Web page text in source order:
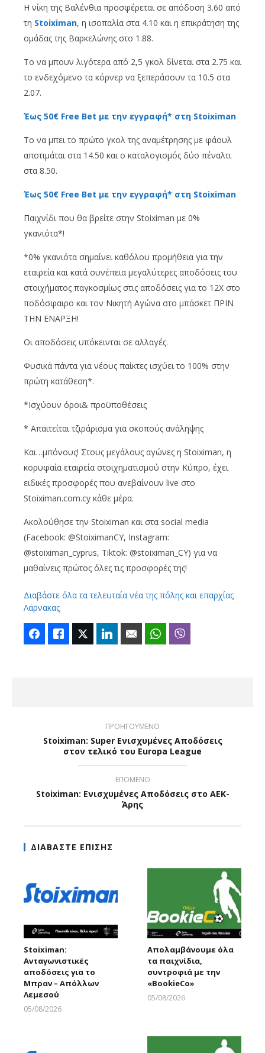
Η νίκη της Βαλένθια προσφέρεται σε απόδοση 3.60 από
τη Stoiximan, η ισοπαλία στα 4.10 και η επικράτηση της
ομάδας της Βαρκελώνης στο 1.88.
Το να μπουν λιγότερα από 2,5 γκολ δίνεται στα 2.75 και
το ενδεχόμενο τα κόρνερ να ξεπεράσουν τα 10.5 στα
2.07.
Έως 50€ Free Bet με την εγγραφή* στη Stoiximan
Το να μπει το πρώτο γκολ της αναμέτρησης με φάουλ
αποτιμάται στα 14.50 και ο καταλογισμός δύο πέναλτι
στα 8.50.
Έως 50€ Free Bet με την εγγραφή* στη Stoiximan
Παιχνίδι που θα βρείτε στην Stoiximan με 0%
γκανιότα*!
*0% γκανιότα σημαίνει καθόλου προμήθεια για την
εταιρεία και κατά συνέπεια μεγαλύτερες αποδόσεις του
στοιχήματος παγκοσμίως στις αποδόσεις για το 12Χ στο
ποδόσφαιρο και τον Νικητή Αγώνα στο μπάσκετ ΠΡΙΝ
ΤΗΝ ΕΝΑΡΞΗ!
Οι αποδόσεις υπόκεινται σε αλλαγές.
Φυσικά πάντα για νέους παίκτες ισχύει το 100% στην
πρώτη κατάθεση*.
*Ισχύουν όροι& προϋποθέσεις
* Απαιτείται τζιράρισμα για σκοπούς ανάληψης
Και…μπόνους! Στους μεγάλους αγώνες η Stoiximan, η
κορυφαία εταιρεία στοιχηματισμού στην Κύπρο, έχει
ειδικές προσφορές που ανεβαίνουν live στο
Stoiximan.com.cy κάθε μέρα.
Ακολούθησε την Stoiximan και στα social media
(Facebook: @StoiximanCY, Instagram:
@stoiximan_cyprus, Tiktok: @stoiximan_CY) για να
μαθαίνεις πρώτος όλες τις προσφορές της!
Διαβάστε όλα τα τελευταία νέα της πόλης και επαρχίας
Λάρνακας
FacebookLike Twitter LinkedIn Email WhatsApp
ΠΡΟΗΓΟΥΜΕΝΟ
Stoiximan: Super Ενισχυμένες Αποδόσεις
στoν τελικό του Europa League
ΕΠΟΜΕΝΟ
Stoiximan: Ενισχυμένες Αποδόσεις στο ΑΕΚ-
Άρης
ΔΙΑΒΑΣΤΕ ΕΠΙΣΗΣ
Stoiximan:
Ανταγωνιστικές
αποδόσεις για το
Μπραν – Απόλλων
Λεμεσού
05/08/2026
Απολαμβάνουμε όλα
τα παιχνίδια,
συντροφιά με την
«ΒοοkieCo»
05/08/2026